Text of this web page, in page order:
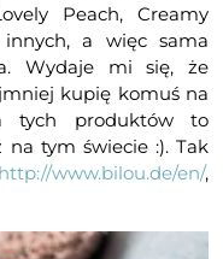
Peach, Creamy
a więc sama
Wydaje mi się, że
kupię komuś na
tych produktów to
na tym świecie :). Tak
http://www.bilou.de/en/,